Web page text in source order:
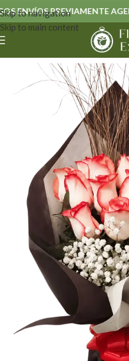
Skip to navigation
Skip to main content
ENVÍOS PREVIAMENTE